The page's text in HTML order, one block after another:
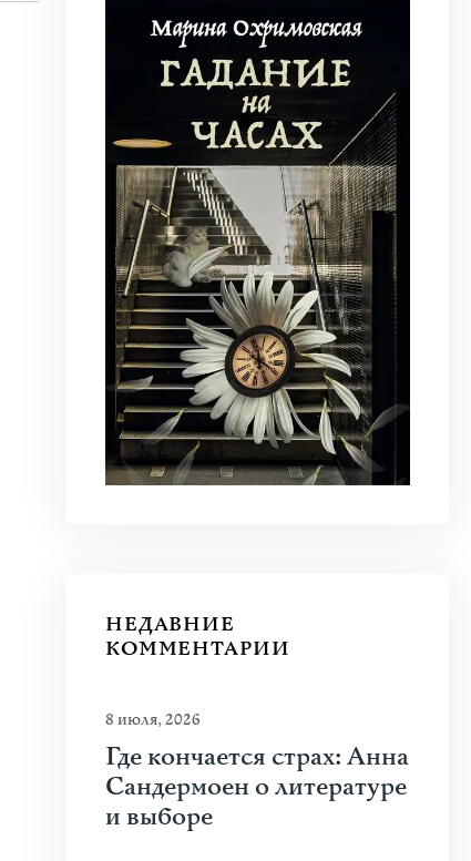
НЕДАВНИЕ
КОММЕНТАРИИ
8 июля, 2026
Где кончается страх: Анна
Сандермоен о литературе
и выборе